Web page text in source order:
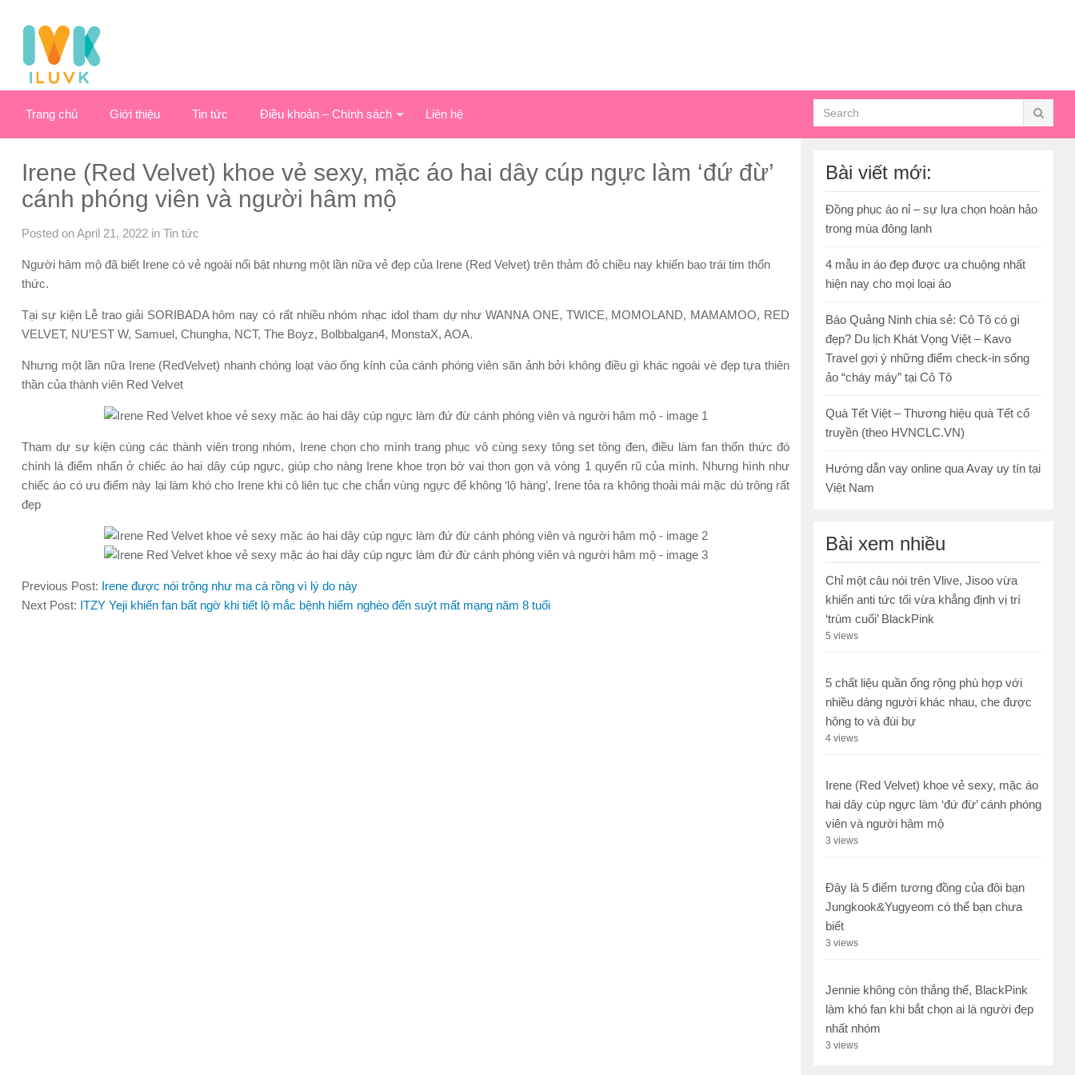
Trang chủ Giới thiệu Tin tức Điều khoản – Chính sách Liên hệ
Irene (Red Velvet) khoe vẻ sexy, mặc áo hai dây cúp ngực làm ‘đứ đừ’
cánh phóng viên và người hâm mộ
Posted on April 21, 2022 in Tin tức
Người hâm mộ đã biết Irene có vẻ ngoài nổi bật nhưng một lần nữa vẻ đẹp của Irene (Red Velvet) trên thảm đỏ chiều nay khiến bao trái tim thổn
thức.
Tại sự kiện Lễ trao giải SORIBADA hôm nay có rất nhiều nhóm nhạc idol tham dự như WANNA ONE, TWICE, MOMOLAND, MAMAMOO, RED
VELVET, NU’EST W, Samuel, Chungha, NCT, The Boyz, Bolbbalgan4, MonstaX, AOA.
Nhưng một lần nữa Irene (RedVelvet) nhanh chóng loạt vào ống kính của cánh phóng viên săn ảnh bởi không điều gì khác ngoài vè đẹp tựa thiên
thần của thành viên Red Velvet
Tham dự sự kiện cùng các thành viên trong nhóm, Irene chọn cho mình trang phục vô cùng sexy tông set tông đen, điều làm fan thổn thức đó
chính là điểm nhấn ở chiếc áo hai dây cúp ngực, giúp cho nàng Irene khoe trọn bờ vai thon gọn và vòng 1 quyến rũ của mình. Nhưng hình như
chiếc áo có ưu điểm này lại làm khó cho Irene khi cô liên tục che chắn vùng ngực để không ‘lộ hàng’, Irene tỏa ra không thoải mái mặc dù trông rất
đẹp
Previous Post: Irene được nói trông như ma cà rồng vì lý do này
Next Post: ITZY Yeji khiến fan bất ngờ khi tiết lộ mắc bệnh hiểm nghèo đến suýt mất mạng năm 8 tuổi
Bài viết mới:
Đồng phục áo nỉ – sự lựa chọn hoàn hảo
trong mùa đông lạnh
4 mẫu in áo đẹp được ưa chuộng nhất
hiện nay cho mọi loại áo
Báo Quảng Ninh chia sẻ: Cô Tô có gì
đẹp? Du lịch Khát Vọng Việt – Kavo
Travel gợi ý những điểm check-in sống
ảo “cháy máy” tại Cô Tô
Quà Tết Việt – Thương hiệu quà Tết cổ
truyền (theo HVNCLC.VN)
Hướng dẫn vay online qua Avay uy tín tại
Việt Nam
Bài xem nhiều
Chỉ một câu nói trên Vlive, Jisoo vừa
khiến anti tức tối vừa khẳng định vị trí
‘trùm cuối’ BlackPink
5 views
5 chất liệu quần ống rộng phù hợp với
nhiều dáng người khác nhau, che được
hông to và đùi bự
4 views
Irene (Red Velvet) khoe vẻ sexy, mặc áo
hai dây cúp ngực làm ‘đứ đừ’ cánh phóng
viên và người hâm mộ
3 views
Đây là 5 điểm tương đồng của đôi bạn
Jungkook&Yugyeom có thể bạn chưa
biết
3 views
Jennie không còn thắng thế, BlackPink
làm khó fan khi bắt chọn ai là người đẹp
nhất nhóm
3 views